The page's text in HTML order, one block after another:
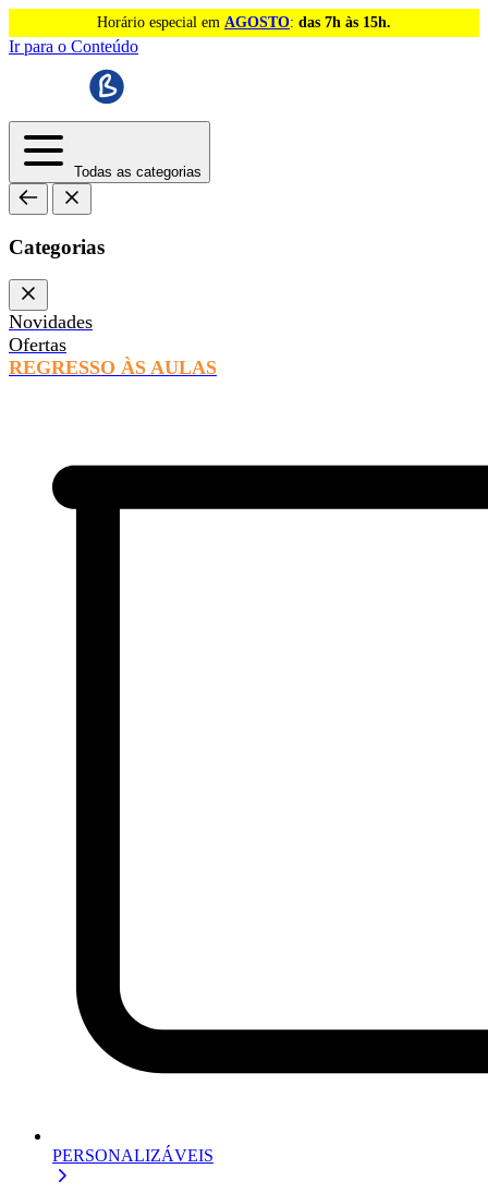
Horário especial em AGOSTO: das 7h às 15h.
Ir para o Conteúdo
Todas as categorias
Categorias
Novidades
Ofertas
REGRESSO ÀS AULAS
PERSONALIZÁVEIS